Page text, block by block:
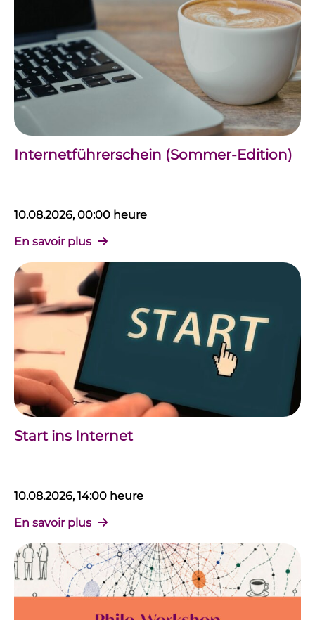
Internetführerschein (Sommer-Edition)
10.08.2026, 00:00 heure
En savoir plus
Start ins Internet
10.08.2026, 14:00 heure
En savoir plus